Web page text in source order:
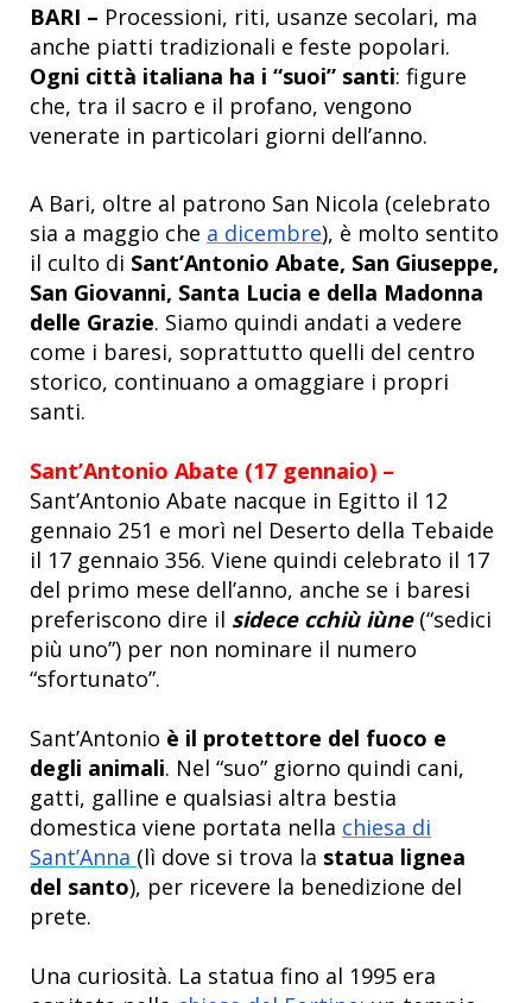
BARI – Processioni, riti, usanze secolari, ma
anche piatti tradizionali e feste popolari.
Ogni città italiana ha i “suoi” santi: figure
che, tra il sacro e il profano, vengono
venerate in particolari giorni dell’anno.
A Bari, oltre al patrono San Nicola (celebrato
sia a maggio che a dicembre), è molto sentito
il culto di Sant’Antonio Abate, San Giuseppe,
San Giovanni, Santa Lucia e della Madonna
delle Grazie. Siamo quindi andati a vedere
come i baresi, soprattutto quelli del centro
storico, continuano a omaggiare i propri
santi.
Sant’Antonio Abate (17 gennaio) –
Sant’Antonio Abate nacque in Egitto il 12
gennaio 251 e morì nel Deserto della Tebaide
il 17 gennaio 356. Viene quindi celebrato il 17
del primo mese dell’anno, anche se i baresi
preferiscono dire il sidece cchiù iùne(“sedici
più uno”) per non nominare il numero
“sfortunato”.
Sant’Antonio è il protettore del fuoco e
degli animali. Nel “suo” giorno quindi cani,
gatti, galline e qualsiasi altra bestia
domestica viene portata nella chiesa di
Sant’Anna (lì dove si trova la statua lignea
del santo), per ricevere la benedizione del
prete.
Una curiosità. La statua fino al 1995 era